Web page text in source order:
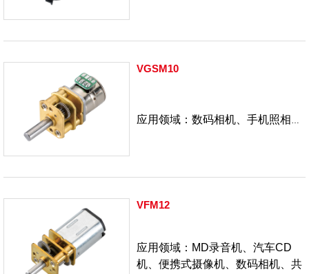
VGSM10
应用领域：数码相机、手机照相、
VFM12
应用领域： MD录音机、汽车CD
机、便携式摄像机、数码相机、共